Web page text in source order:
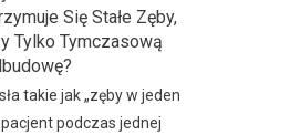
Się Stałe Zęby,
Tylko Tymczasową
takie jak „zęby w jeden
podczas jednej